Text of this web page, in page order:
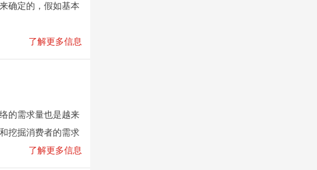
确定的，假如基本
了解更多信息
的需求量也是越来
挖掘消费者的需求
了解更多信息